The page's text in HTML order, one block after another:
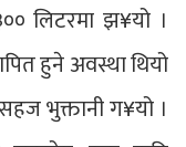
लिटरमा झ¥यो ।
हुने अवस्था थियो
भुक्तानी ग¥यो ।